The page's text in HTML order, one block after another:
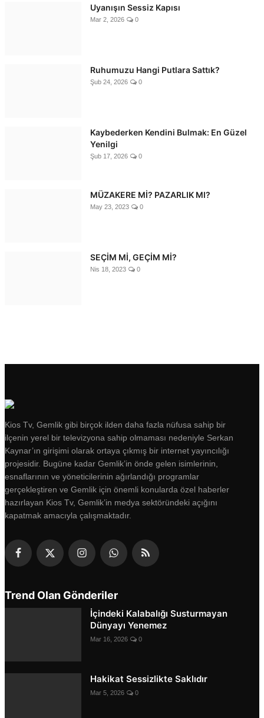
Uyanışın Sessiz Kapısı
Mar 2, 2026 0
Ruhumuzu Hangi Putlara Sattık?
Şub 24, 2026 0
Kaybederken Kendini Bulmak: En Güzel
Yenilgi
Şub 17, 2026 0
MÜZAKERE Mİ? PAZARLIK MI?
May 23, 2023 0
SEÇİM Mİ, GEÇİM Mİ?
Nis 18, 2023 0
Kios Tv, Gemlik gibi birçok ilden daha fazla nüfusa sahip bir
ilçenin yerel bir televizyona sahip olmaması nedeniyle Serkan
Kaynar’ın girişimi olarak ortaya çıkmış bir internet yayıncılığı
projesidir. Bugüne kadar Gemlik’in önde gelen isimlerinin,
esnaflarının ve yöneticilerinin ağırlandığı programlar
gerçekleştiren ve Gemlik için önemli konularda özel haberler
hazırlayan Kios Tv, Gemlik’in medya sektöründeki açığını
kapatmak amacıyla çalışmaktadır.
Trend Olan Gönderiler
İçindeki Kalabalığı Susturmayan
Dünyayı Yenemez
Mar 16, 2026 0
Hakikat Sessizlikte Saklıdır
Mar 5, 2026 0